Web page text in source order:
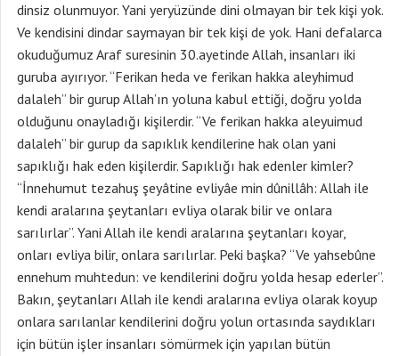
dinsiz olunmuyor. Yani yeryüzünde dini olmayan bir tek kişi yok.
Ve kendisini dindar saymayan bir tek kişi de yok. Hani defalarca
okuduğumuz Araf suresinin 30.ayetinde Allah, insanları iki
guruba ayırıyor. “Ferikan heda ve ferikan hakka aleyhimud
dalaleh” bir gurup Allah’ın yoluna kabul ettiği, doğru yolda
olduğunu onayladığı kişilerdir. “Ve ferikan hakka aleyuimud
dalaleh” bir gurup da sapıklık kendilerine hak olan yani
sapıklığı hak eden kişilerdir. Sapıklığı hak edenler kimler?
“İnnehumut tezahuş şeyâtine evliyâe min dûnillâh: Allah ile
kendi aralarına şeytanları evliya olarak bilir ve onlara
sarılırlar”. Yani Allah ile kendi aralarına şeytanları koyar,
onları evliya bilir, onlara sarılırlar. Peki başka? “Ve yahsebûne
ennehum muhtedun: ve kendilerini doğru yolda hesap ederler”.
Bakın, şeytanları Allah ile kendi aralarına evliya olarak koyup
onlara sarılanlar kendilerini doğru yolun ortasında saydıkları
için bütün işler insanları sömürmek için yapılan bütün